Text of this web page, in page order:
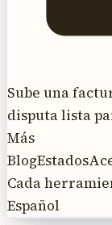
Sube una
disputa lista
Más
BlogEstados
Cada
Español